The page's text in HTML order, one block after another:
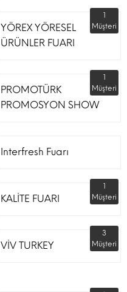
YÖREX YÖRESEL
ÜRÜNLER FUARI
1
Müşteri
PROMOTÜRK
PROMOSYON SHOW
1
Müşteri
Interfresh Fuarı
KALİTE FUARI
1
Müşteri
VİV TURKEY
3
Müşteri